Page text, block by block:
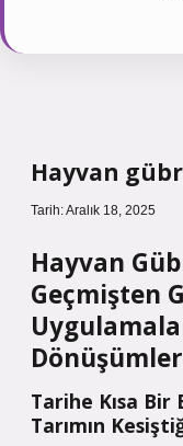
Hayvan
Tarih: Aralık 18, 2025
Hayvan
Geçmişten
Dönüşümler
Tarihe Kısa Bir
Tarımın